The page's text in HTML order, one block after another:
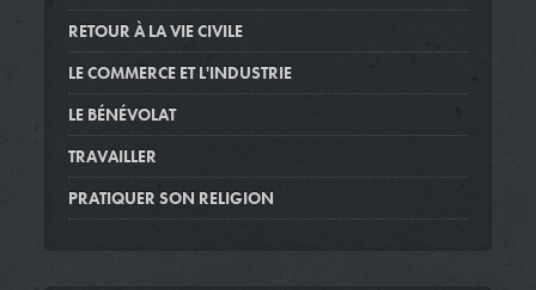
RETOUR À LA VIE CIVILE
LE COMMERCE ET L'INDUSTRIE
LE BÉNÉVOLAT
TRAVAILLER
PRATIQUER SON RELIGION